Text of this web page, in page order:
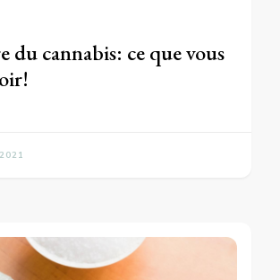
du cannabis: ce que vous